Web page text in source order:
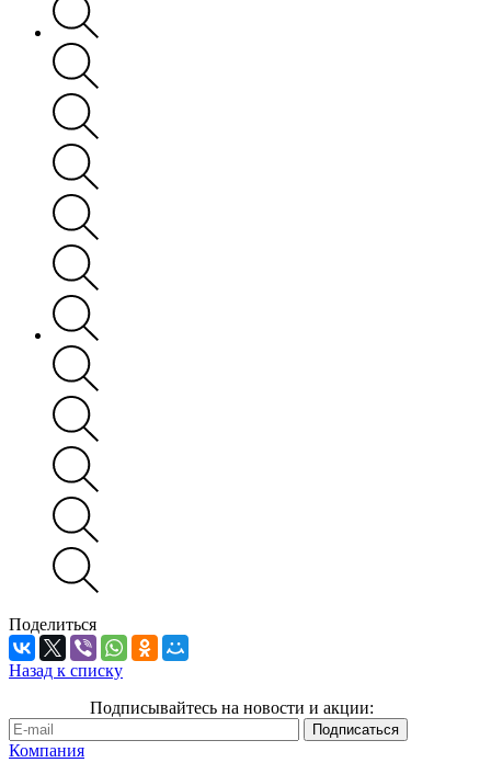
Поделиться
Назад к списку
Подписывайтесь на новости и акции:
Компания